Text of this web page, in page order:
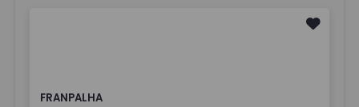
FRANPALHA